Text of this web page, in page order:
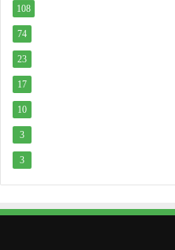
108
74
23
17
10
3
3